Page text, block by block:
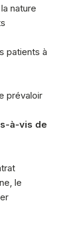
nature
patients à
prévaloir
à-vis de
le